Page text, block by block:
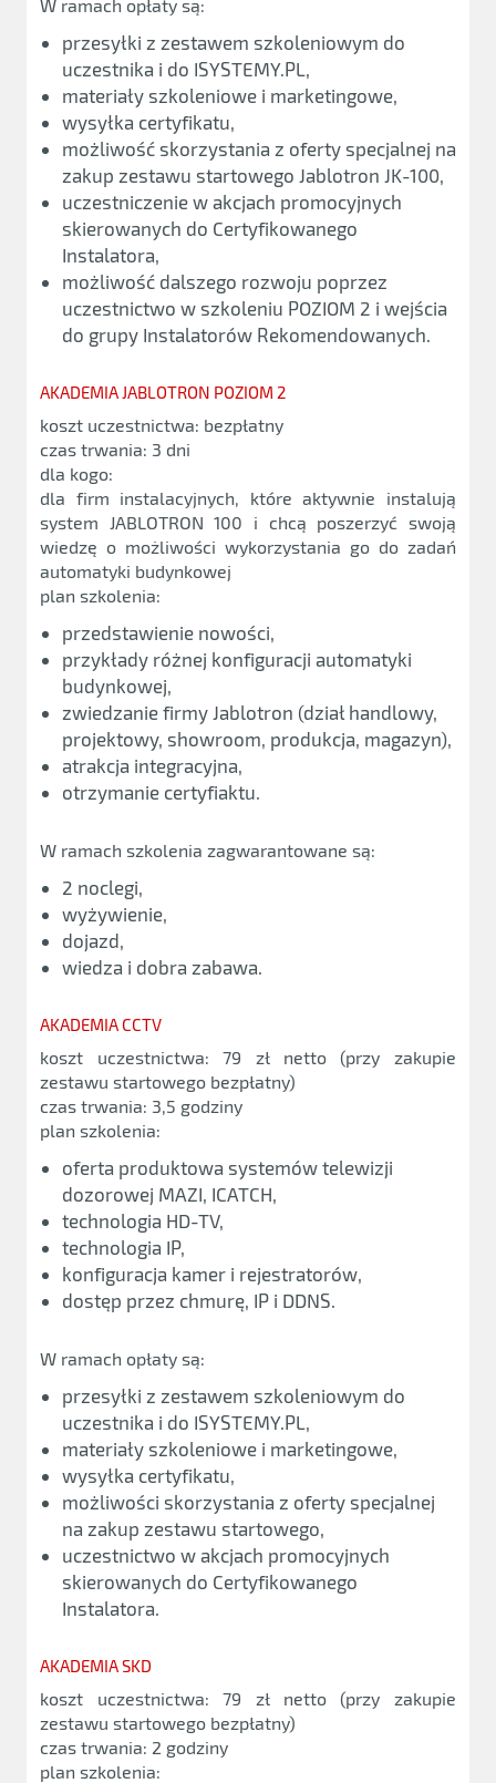
W ramach opłaty są:
przesyłki z zestawem szkoleniowym do
uczestnika i do ISYSTEMY.PL,
materiały szkoleniowe i marketingowe,
wysyłka certyfikatu,
możliwość skorzystania z oferty specjalnej na
zakup zestawu startowego Jablotron JK-100,
uczestniczenie w akcjach promocyjnych
skierowanych do Certyfikowanego
Instalatora,
możliwość dalszego rozwoju poprzez
uczestnictwo w szkoleniu POZIOM 2 i wejścia
do grupy Instalatorów Rekomendowanych.
AKADEMIA JABLOTRON POZIOM 2
koszt uczestnictwa: bezpłatny
czas trwania: 3 dni
dla kogo:
dla firm instalacyjnych, które aktywnie instalują
system JABLOTRON 100 i chcą poszerzyć swoją
wiedzę o możliwości wykorzystania go do zadań
automatyki budynkowej
plan szkolenia:
przedstawienie nowości,
przykłady różnej konfiguracji automatyki
budynkowej,
zwiedzanie firmy Jablotron (dział handlowy,
projektowy, showroom, produkcja, magazyn),
atrakcja integracyjna,
otrzymanie certyfiaktu.
W ramach szkolenia zagwarantowane są:
2 noclegi,
wyżywienie,
dojazd,
wiedza i dobra zabawa.
AKADEMIA CCTV
koszt uczestnictwa: 79 zł netto (przy zakupie
zestawu startowego bezpłatny)
czas trwania: 3,5 godziny
plan szkolenia:
oferta produktowa systemów telewizji
dozorowej MAZI, ICATCH,
technologia HD-TV,
technologia IP,
konfiguracja kamer i rejestratorów,
dostęp przez chmurę, IP i DDNS.
W ramach opłaty są:
przesyłki z zestawem szkoleniowym do
uczestnika i do ISYSTEMY.PL,
materiały szkoleniowe i marketingowe,
wysyłka certyfikatu,
możliwości skorzystania z oferty specjalnej
na zakup zestawu startowego,
uczestnictwo w akcjach promocyjnych
skierowanych do Certyfikowanego
Instalatora.
AKADEMIA SKD
koszt uczestnictwa: 79 zł netto (przy zakupie
zestawu startowego bezpłatny)
czas trwania: 2 godziny
plan szkolenia: